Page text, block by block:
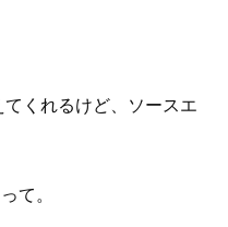
てくれるけど、ソースエ
て。